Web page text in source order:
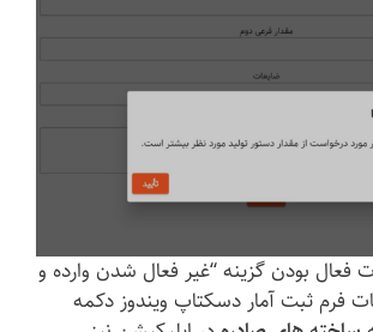
بودن گزینه “غیر فعال شدن وارده و
فرم ثبت آمار دسکتاپ ویندوز دکمه